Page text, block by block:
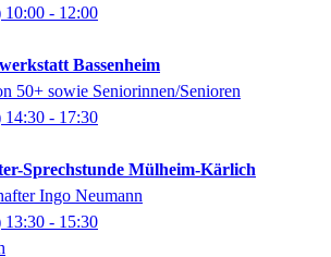
10:00 - 12:00
Bassenheim
50+ sowie Seniorinnen/Senioren
14:30 - 17:30
Sprechstunde Mülheim-Kärlich
Ingo Neumann
13:30 - 15:30